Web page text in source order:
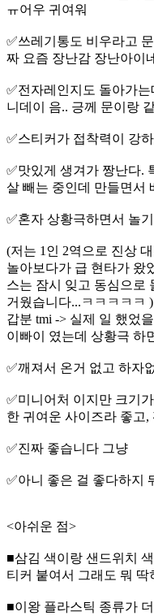
ㅠ어우 귀여워
✅️쓰레기통도 비우라고
짜 요즘 장난감 장난아이
✅️전자레인지도 돌아가
니데이 음.. 긍께 문이랑
✅️스티커가 접착력이 강하
✅️맛있게 생겨가 짱난다.
살 빼는 중인데 만들면서
✅️혼자 상황극하면서 놀
(저는 1인 2역으로 진상
놀아보다가 급 현타가 왔
스는 잠시 잊고 동심으로
거웠습니다...ㅋㅋㅋㅋㅋ )
갑분 tmi -> 실제 일 했었
이빠이 였는데 상황극 하
✅️깨져서 온거 없고 하자
✅️미니어처 이지만 크기
한 귀여운 사이즈라 좋고
✅️진짜 좋습니다 그냥
✅️아니 좋은 걸 좋다하지
<아쉬운 점>
■삼김 색이랑 샌드위치
티커 붙여서 그래도 뭐
■이왕 플라스틱 종류가